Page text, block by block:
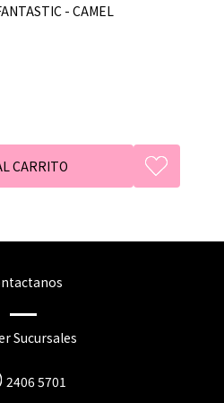
- CAMEL
Sucursales
2406 5701